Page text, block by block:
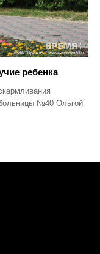
ребенка
№40 Ольгой